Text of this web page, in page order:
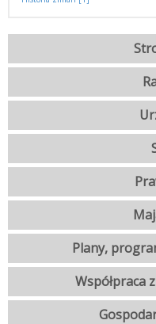
Plany,
Współpraca